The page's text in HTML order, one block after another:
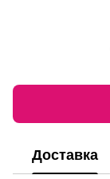
Доставка